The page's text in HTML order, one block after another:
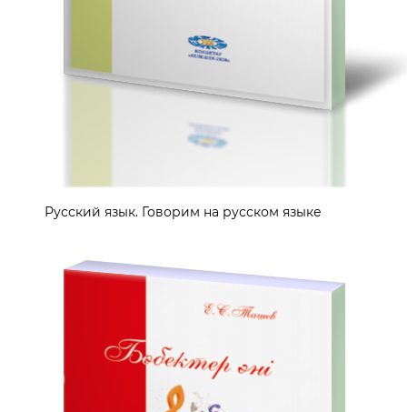
Русский язык. Говорим на русском языке